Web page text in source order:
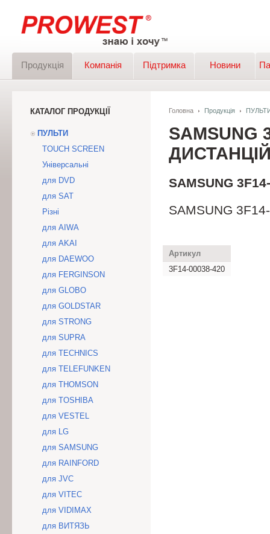
Продукція Компанія Підтримка Новини
КАТАЛОГ ПРОДУКЦІЇ
ПУЛЬТИ
TOUCH SCREEN
Універсальні
для DVD
для SAT
Різні
для AIWA
для AKAI
для DAEWOO
для FERGINSON
для GLOBO
для GOLDSTAR
для STRONG
для SUPRA
для TECHNICS
для TELEFUNKEN
для THOMSON
для TOSHIBA
для VESTEL
для LG
для SAMSUNG
для RAINFORD
для JVC
для VITEC
для VIDIMAX
для ВИТЯЗЬ
Головна Продукція
SAMSUNG
SAMSUNG
SAMSUNG
Артикул
3F14-00038-420